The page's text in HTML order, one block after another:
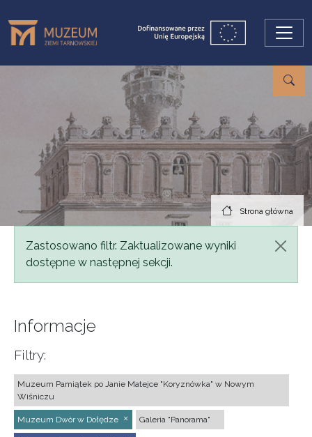
Strona główna
Komunikat
Zastosowano filtr. Zaktualizowane wyniki
dostępne w następnej sekcji.
Informacje
Filtry:
Muzeum Pamiątek po Janie Matejce "Koryznówka" w Nowym
Wiśniczu
Muzeum Dwór w Dołędze Galeria "Panorama"